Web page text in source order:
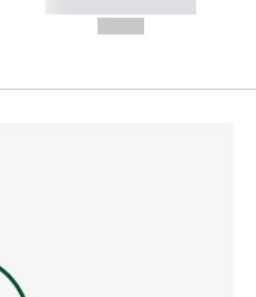
----------- -----------